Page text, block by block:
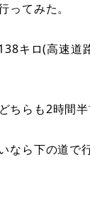
ってみた。
キロ(高速道
らも2時間半
なら下の道で